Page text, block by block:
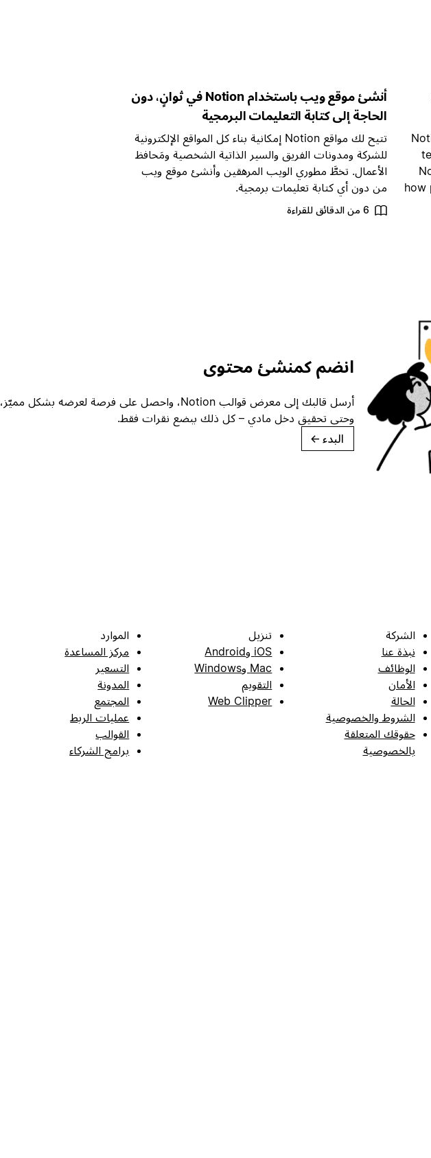
how
أنشئ موقع ويب باستخدام Notion في ثوانٍ، دون
الحاجة إلى كتابة التعليمات البرمجية
تتيح لك مواقع Notion إمكانية بناء كل المواقع الإلكترونية
للشركة ومدونات الفريق والسير الذاتية الشخصية ومَحافظ
الأعمال. تخطَّ مطوري الويب المرهقين وأنشئ موقع ويب
من دون أي كتابة تعليمات برمجية.
6 من الدقائق للقراءة
انضم كمنشئ محتوى
أرسل قالبك إلى معرض قوالب Notion، واحصل على فرصة لعرضه بشكل مميّز،
وحتى تحقيق دخل مادي – كل ذلك ببضع نقرات فقط.
البدء →
الشركة
نبذة عنا
الوظائف
الأمان
الحالة
الشروط والخصوصية
حقوقك المتعلقة
بالخصوصية
تنزيل
iOS وAndroid
Mac وWindows
التقويم
Web Clipper
الموارد
مركز المساعدة
التسعير
المدونة
المجتمع
عمليات الربط
القوالب
برامج الشركاء